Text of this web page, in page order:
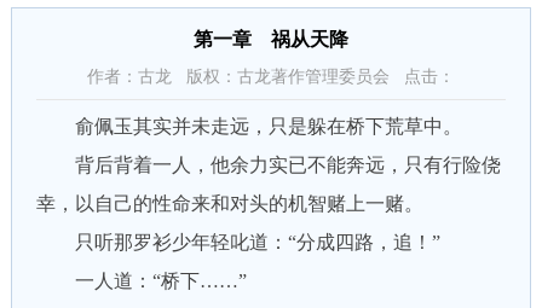
第一章 祸从天降
作者：古龙 版权：古龙著作管理委员会 点击：
俞佩玉其实并未走远，只是躲在桥下荒草中。
背后背着一人，他余力实已不能奔远，只有行险侥
幸，以自己的性命来和对头的机智赌上一赌。
只听那罗衫少年轻叱道：“分成四路，追！”
一人道：“桥下……”